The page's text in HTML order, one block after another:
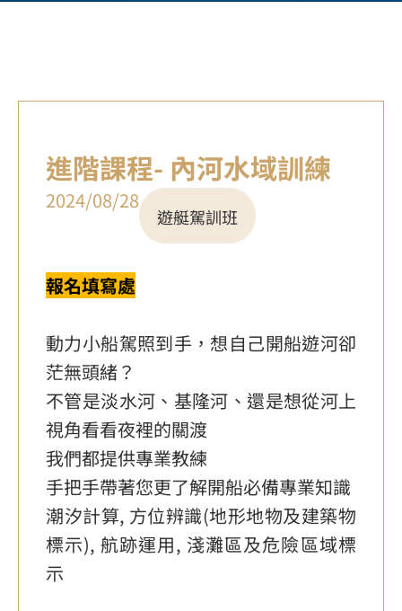
進階課程- 內河水域訓練
2024/08/28
遊艇駕訓班
報名填寫處
動力小船駕照到手，想自己開船遊河卻
茫無頭緒？
不管是淡水河、基隆河、還是想從河上
視角看看夜裡的關渡
我們都提供專業教練
手把手帶著您更了解開船必備專業知識
潮汐計算, 方位辨識(地形地物及建築物
標示), 航跡運用, 淺灘區及危險區域標
示